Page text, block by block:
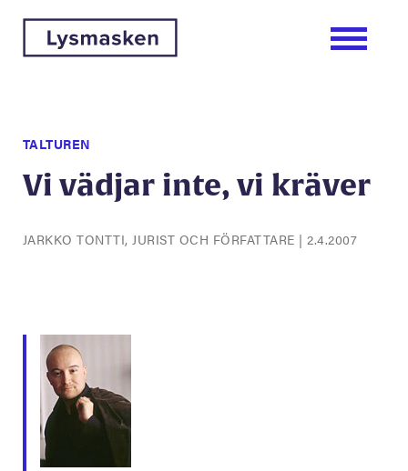
TALTUREN
Vi vädjar inte, vi kräver
JARKKO TONTTI, JURIST OCH FÖRFATTARE |2.4.2007